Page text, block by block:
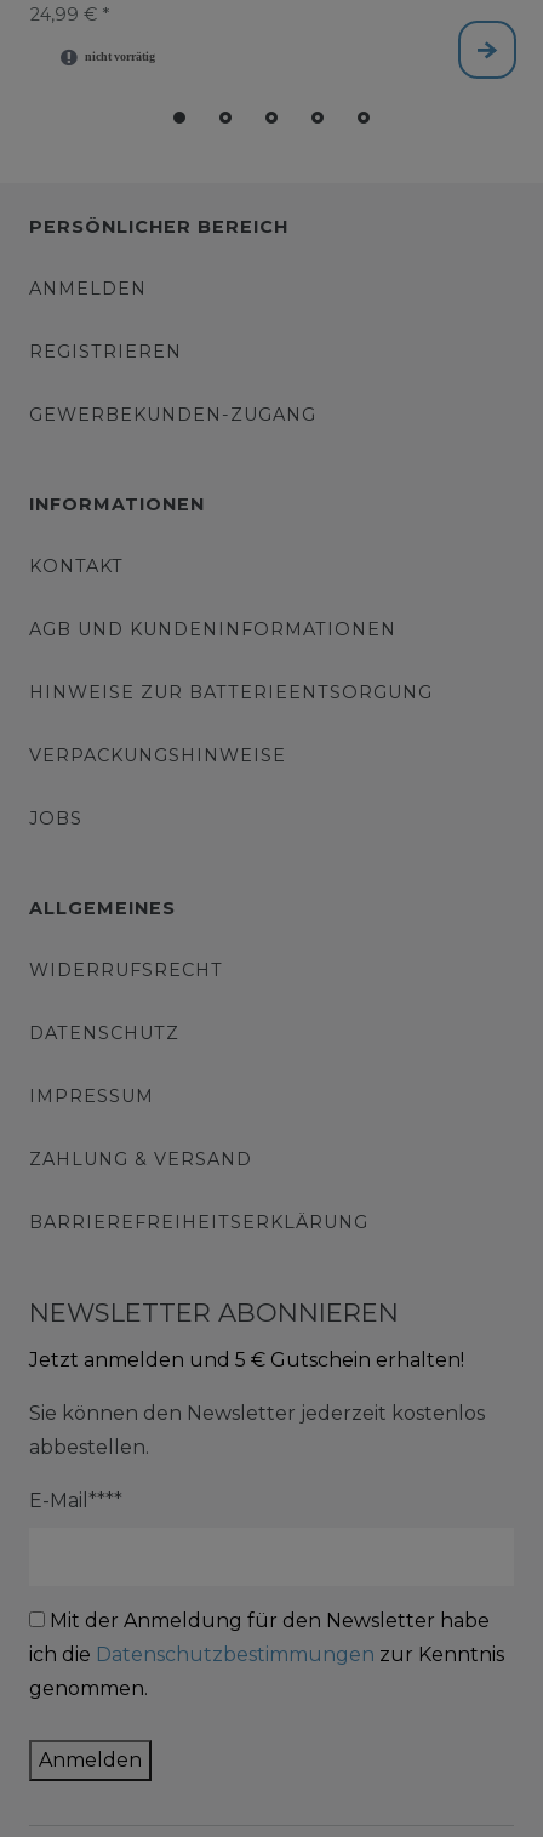
24,99 € *
PERSÖNLICHER BEREICH
ANMELDEN
REGISTRIEREN
GEWERBEKUNDEN-ZUGANG
INFORMATIONEN
KONTAKT
AGB UND KUNDENINFORMATIONEN
HINWEISE ZUR BATTERIEENTSORGUNG
VERPACKUNGSHINWEISE
JOBS
ALLGEMEINES
WIDERRUFSRECHT
DATENSCHUTZ
IMPRESSUM
ZAHLUNG & VERSAND
BARRIEREFREIHEITSERKLÄRUNG
NEWSLETTER ABONNIEREN
Jetzt anmelden und 5 € Gutschein erhalten!
Sie können den Newsletter jederzeit kostenlos
abbestellen.
E-Mail****
Mit der Anmeldung für den Newsletter habe
ich die Datenschutzbestimmungen zur Kenntnis
genommen.
Anmelden